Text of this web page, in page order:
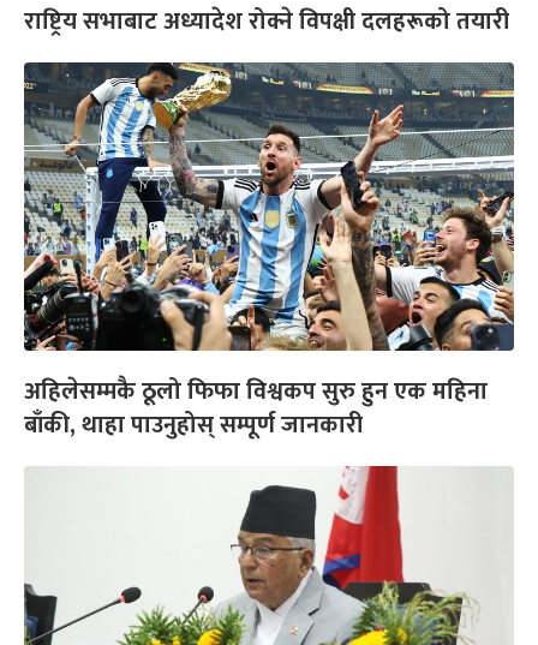
राष्ट्रिय सभाबाट अध्यादेश रोक्ने विपक्षी दलहरूको तयारी
अहिलेसम्मकै ठूलो फिफा विश्वकप सुरु हुन एक महिना
बाँकी, थाहा पाउनुहोस् सम्पूर्ण जानकारी